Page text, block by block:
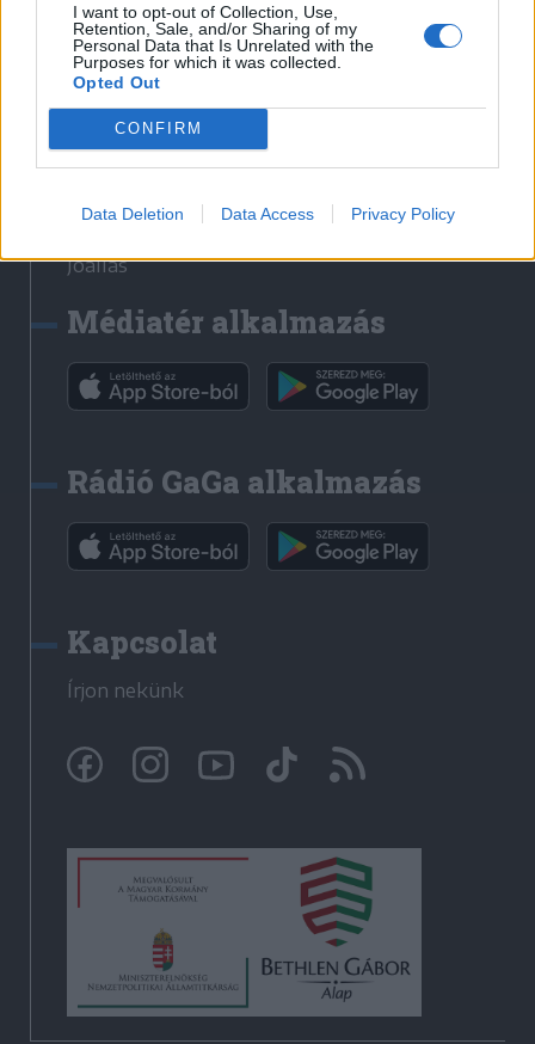
I want to opt-out of Collection, Use,
Retention, Sale, and/or Sharing of my
Personal Data that Is Unrelated with the
Purposes for which it was collected.
Opted Out
CONFIRM
Data Deletion Data Access Privacy Policy
Székely Sport
Liget
Bihari Napló
Erdélyi Napló
Főtér
Jóállás
Médiatér alkalmazás
Rádió GaGa alkalmazás
Kapcsolat
Írjon nekünk